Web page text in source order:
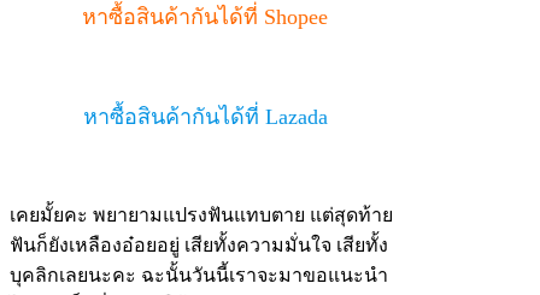
หาซื้อสินค้ากันได้ที่ Shopee
หาซื้อสินค้ากันได้ที่ Lazada
เคยมั้ยคะ พยายามแปรงฟันแทบตาย แต่สุดท้าย
ฟันก็ยังเหลืองอ๋อยอยู่ เสียทั้งความมั่นใจ เสียทั้ง
บุคลิกเลยนะคะ ฉะนั้นวันนี้เราจะมาขอแนะนำ